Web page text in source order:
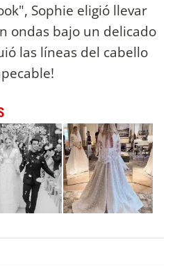
Sophie eligió llevar
ondas bajo un delicado
las líneas del cabello